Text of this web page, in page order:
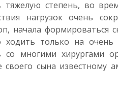
степень, во
нагрузок очень
начала формироваться
ходить только на очень
со многими хирургами
сына известному